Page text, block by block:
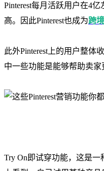
Pinterest每月活跃用户在4
高。因此Pinterest也成为跨
此外Pinterest上的用户整体
中一些功能是能够帮助卖家
Try On即试穿功能，这是